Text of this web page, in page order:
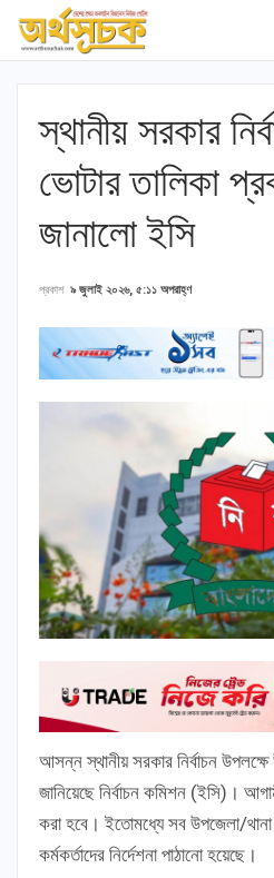
স্থানীয় সরকার
ভোটার তালিকা
জানালো ইসি
প্রকাশ ৯ জুলাই ২০২৬, ৫:১১ অপরাহ্ণ
আসন্ন স্থানীয় সরকার নির্বাচন
জানিয়েছে নির্বাচন কমিশন (ইসি)।
করা হবে। ইতোমধ্যে সব উপজেলা/থানা
কর্মকর্তাদের নির্দেশনা পাঠানো হয়েছে।